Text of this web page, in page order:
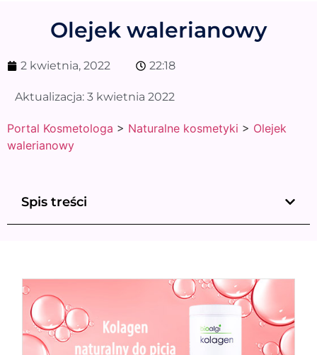
Olejek walerianowy
2 kwietnia, 2022 22:18
Aktualizacja: 3 kwietnia 2022
Portal Kosmetologa > Naturalne kosmetyki > Olejek
walerianowy
Spis treści